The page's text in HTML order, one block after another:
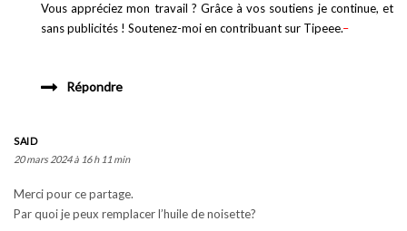
Vous appréciez mon travail ? Grâce à vos soutiens je continue, et
sans publicités ! Soutenez-moi en contribuant sur Tipeee.–
Répondre
SAID
20 mars 2024 à 16 h 11 min
Merci pour ce partage.
Par quoi je peux remplacer l’huile de noisette?